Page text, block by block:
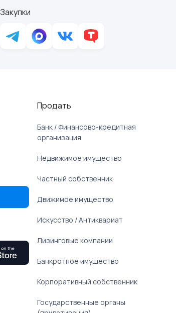
Закупки
Продать
Банк / Финансово-кредитная
организация
Недвижимое имущество
Частный собственник
Движимое имущество
Искусство / Антиквариат
Лизинговые компании
Банкротное имущество
Корпоративный собственник
Государственные органы